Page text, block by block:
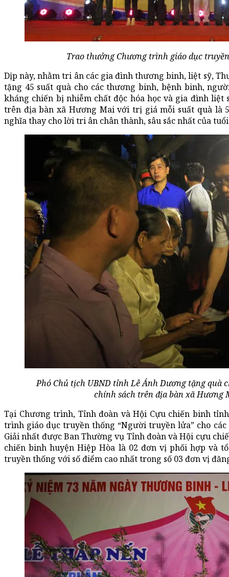
Trao thưởng Chương trình giáo dục
Dịp này, nhằm tri ân các gia đình thương binh, liệt sỹ,
tặng 45 suất quà cho các thương binh, bệnh binh,
kháng chiến bị nhiễm chất độc hóa học và gia đình liệt
trên địa bàn xã Hương Mai với trị giá mỗi suất quà là
nghĩa thay cho lời tri ân chân thành, sâu sắc nhất của
Phó Chủ tịch UBND tỉnh Lê Ánh Dương tặng quà
chính sách trên địa bàn xã Hương
Tại Chương trình, Tỉnh đoàn và Hội Cựu chiến binh
trình giáo dục truyền thống “Người truyền lửa” cho
Giải nhất được Ban Thường vụ Tỉnh đoàn và Hội cựu
chiến binh huyện Hiệp Hòa là 02 đơn vị phối hợp và
truyền thống với số điểm cao nhất trong số 03 đơn vị